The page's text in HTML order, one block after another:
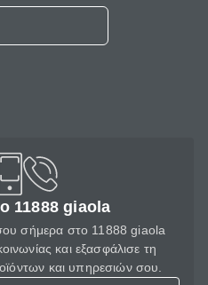
11888 giaola
σήμερα στο 11888 giaola
και εξασφάλισε τη
και υπηρεσιών σου.